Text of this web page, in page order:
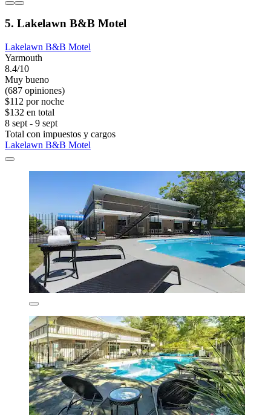
5. Lakelawn B&B Motel
Lakelawn B&B Motel
Yarmouth
8.4/10
Muy bueno
(687 opiniones)
$112 por noche
$132 en total
8 sept - 9 sept
Total con impuestos y cargos
Lakelawn B&B Motel